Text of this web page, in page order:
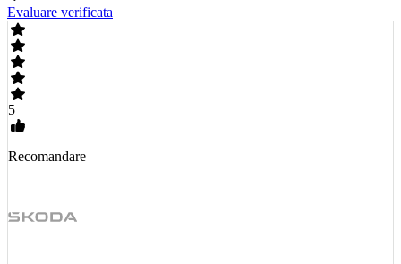
Evaluare verificata
5
Recomandare